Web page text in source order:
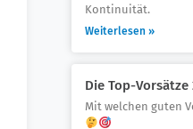
Kontinuität.
Weiterlesen »
Die Top-Vorsätze
Mit welchen guten